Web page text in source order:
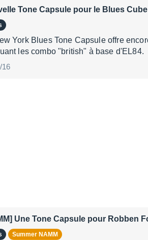
Tone Capsule pour le Blues
York Blues Tone Capsule offre
les combo "british" à base d'EL84.
16
Une Tone Capsule pour Robben
Summer NAMM